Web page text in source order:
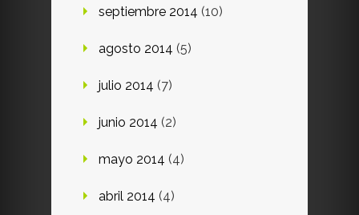
septiembre 2014 (10)
agosto 2014 (5)
julio 2014 (7)
junio 2014 (2)
mayo 2014 (4)
abril 2014 (4)